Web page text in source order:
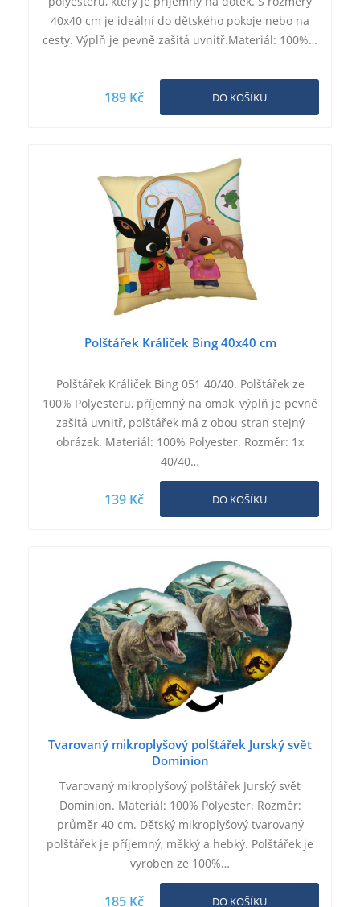
40x40 cm je ideální do dětského pokoje nebo na
cesty. Výplň je pevně zašitá uvnitř.Materiál: 100%…
189 Kč DO KOŠÍKU
Polštářek Králiček Bing 40x40 cm
Polštářek Králiček Bing 051 40/40. Polštářek ze
100% Polyesteru, příjemný na omak, výplň je pevně
zašitá uvnitř, polštářek má z obou stran stejný
obrázek. Materiál: 100% Polyester. Rozměr: 1x
40/40…
139 Kč DO KOŠÍKU
Tvarovaný mikroplyšový polštářek Jurský svět
Dominion
Tvarovaný mikroplyšový polštářek Jurský svět
Dominion. Materiál: 100% Polyester. Rozměr:
průměr 40 cm. Dětský mikroplyšový tvarovaný
polštářek je příjemný, měkký a hebký. Polštářek je
vyroben ze 100%…
185 Kč DO KOŠÍKU